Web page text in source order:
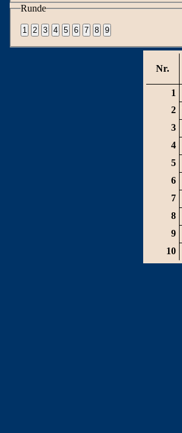
Runde
Nr.
1
2
3
4
5
6
7
8
9
10